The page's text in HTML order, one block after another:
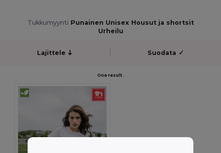
Tukkumyynti Punainen Unisex Housut ja shortsit
Urheilu
Lajittele Suodata ✓
One result.